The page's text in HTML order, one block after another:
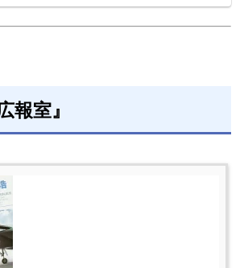
報室』